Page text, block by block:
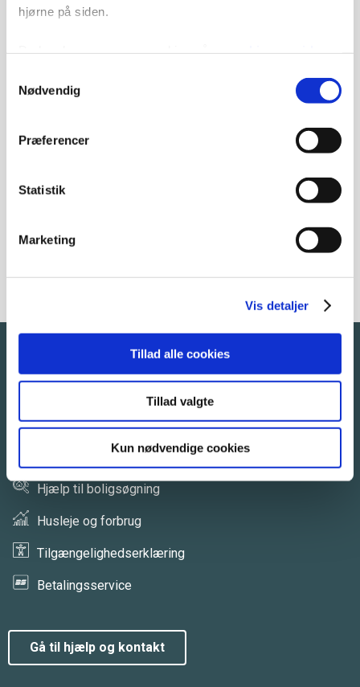
hjørne på siden.
personoplysninger her
Nødvendig
Præferencer
Statistik
Marketing
Vis detaljer
Tillad alle cookies
Tillad valgte
Kun nødvendige cookies
Hjælp og kontakt
Svar på boligtilbud
Opsigelse af bolig
Hjælp til boligsøgning
Husleje og forbrug
Tilgængelighedserklæring
Betalingsservice
gå til hjælp og kontakt